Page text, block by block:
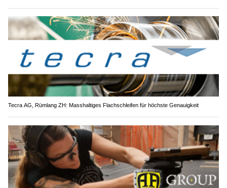
Tecra AG, Rümlang ZH: Masshaltiges Flachschleifen für höchste Genauigkeit